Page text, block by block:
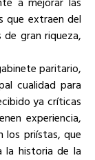
que extraen del
gran riqueza,
paritario,
cualidad para
ya críticas
experiencia,
los priístas, que
la historia de la